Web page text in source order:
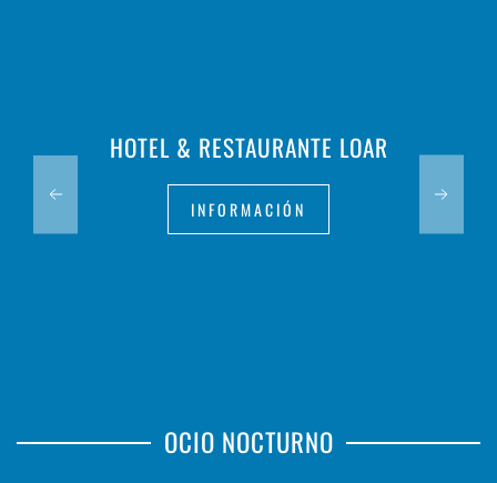
HOTEL & RESTAURANTE LOAR
INFORMACIÓN
OCIO NOCTURNO